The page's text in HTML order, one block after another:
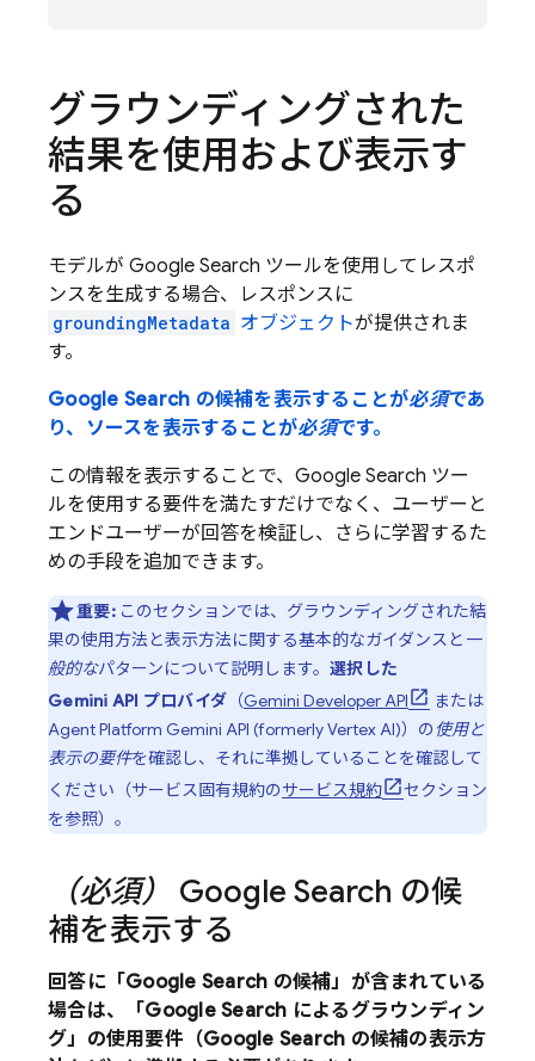
グラウンディングされた
結果を使用および表示す
る
モデルが Google Search ツールを使用してレスポ
ンスを生成する場合、レスポンスに
groundingMetadata オブジェクトが提供されま
す。
Google Search の候補を表示することが必須であ
り、 ソースを表示することが必須です。
この情報を表示することで、 Google Search ツー
ルを使用する要件を満たすだけでなく、ユーザーと
エンドユーザーが回答を検証し、さらに学習するた
めの手段を追加できます。
重要:このセクションでは、グラウンディングされた結
果の使用方法と表示方法に関する基本的なガイダンスと 一
般的なパターンについて説明します。 選択した
Gemini API プロバイダ （Gemini Developer API
または
Agent Platform Gemini API (formerly Vertex AI)）の 使用と
表示の要件を確認し、それに準拠していることを確認して
ください（サービス固有規約のサービス規約
セクション
を参照）。
（必須） Google Search の候
補を表示する
回答に「Google Search の候補」が含まれている
場合は、「Google Search によるグラウンディン
グ」の使用要件（Google Search の候補の表示方